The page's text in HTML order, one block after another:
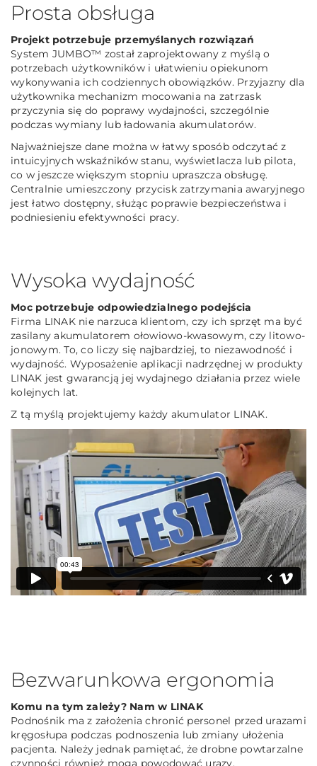
Prosta obsługa
Projekt potrzebuje przemyślanych rozwiązań
System JUMBO™ został zaprojektowany z myślą o
potrzebach użytkowników i ułatwieniu opiekunom
wykonywania ich codziennych obowiązków. Przyjazny dla
użytkownika mechanizm mocowania na zatrzask
przyczynia się do poprawy wydajności, szczególnie
podczas wymiany lub ładowania akumulatorów.
Najważniejsze dane można w łatwy sposób odczytać z
intuicyjnych wskaźników stanu, wyświetlacza lub pilota,
co w jeszcze większym stopniu upraszcza obsługę.
Centralnie umieszczony przycisk zatrzymania awaryjnego
jest łatwo dostępny, służąc poprawie bezpieczeństwa i
podniesieniu efektywności pracy.
Wysoka wydajność
Moc potrzebuje odpowiedzialnego podejścia
Firma LINAK nie narzuca klientom, czy ich sprzęt ma być
zasilany akumulatorem ołowiowo-kwasowym, czy litowo-
jonowym. To, co liczy się najbardziej, to niezawodność i
wydajność. Wyposażenie aplikacji nadrzędnej w produkty
LINAK jest gwarancją jej wydajnego działania przez wiele
kolejnych lat.
Z tą myślą projektujemy każdy akumulator LINAK.
Bezwarunkowa ergonomia
Komu na tym zależy? Nam w LINAK
Podnośnik ma z założenia chronić personel przed urazami
kręgosłupa podczas podnoszenia lub zmiany ułożenia
pacjenta. Należy jednak pamiętać, że drobne powtarzalne
czynności również mogą powodować urazy.